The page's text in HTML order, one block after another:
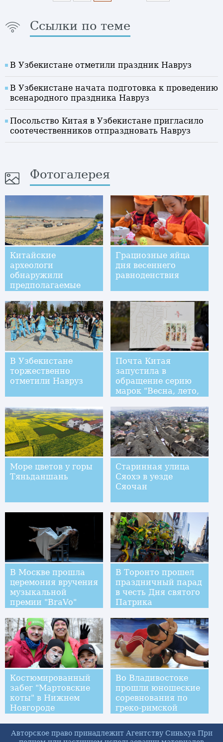
Ссылки по теме
В Узбекистане отметили праздник Навруз
В Узбекистане начата подготовка к проведению
всенародного праздника Навруз
Посольство Китая в Узбекистане пригласило
соотечественников отпраздновать Навруз
Фотогалерея
Китайские
археологи
обнаружили
предполагаемые
сокровища Чжан
Сяньчжуна
Грациозные яйца
дня весеннего
равноденствия
В Узбекистане
торжественно
отметили Навруз
Почта Китая
запустила в
обращение серию
марок "Весна, лето,
Море цветов у горы
Тяньданшань
Старинная улица
Сяохэ в уезде
Сяочан
В Москве прошла
церемония вручения
музыкальной
премии "BraVo"
В Торонто прошел
праздничный парад
в честь Дня святого
Патрика
Костюмированный
забег "Мартовские
коты" в Нижнем
Новгороде
Во Владивостоке
прошли юношеские
соревнования по
греко-римской
Авторское право принадлежит Агентству Синьхуа При